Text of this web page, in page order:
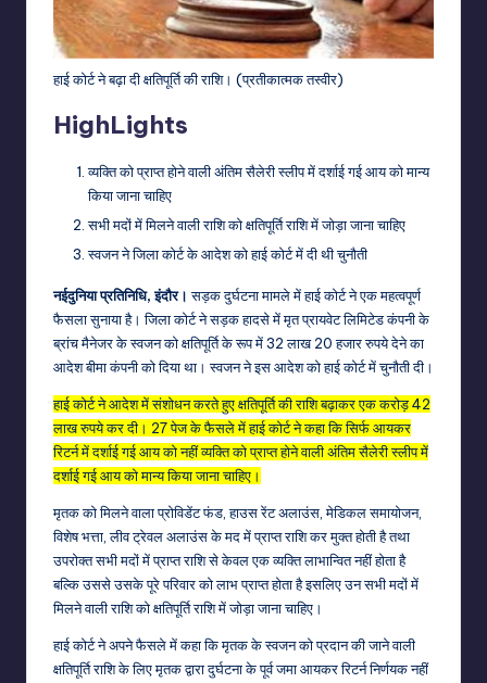
हाई कोर्ट ने बढ़ा दी क्षतिपूर्ति की राशि। (प्रतीकात्मक तस्वीर)
HighLights
व्यक्ति को प्राप्त होने वाली अंतिम सैलेरी स्लीप में दर्शाई गई आय को मान्य
किया जाना चाहिए
सभी मदों में मिलने वाली राशि को क्षतिपूर्ति राशि में जोड़ा जाना चाहिए
स्वजन ने जिला कोर्ट के आदेश को हाई कोर्ट में दी थी चुनौती
नईदुनिया प्रतिनिधि, इंदौर।सड़क दुर्घटना मामले में हाई कोर्ट ने एक महत्वपूर्ण
फैसला सुनाया है। जिला कोर्ट ने सड़क हादसे में मृत प्रायवेट लिमिटेड कंपनी के
ब्रांच मैनेजर के स्वजन को क्षतिपूर्ति के रूप में 32 लाख 20 हजार रुपये देने का
आदेश बीमा कंपनी को दिया था। स्वजन ने इस आदेश को हाई कोर्ट में चुनौती दी।
हाई कोर्ट ने आदेश में संशोधन करते हुए क्षतिपूर्ति की राशि बढ़ाकर एक करोड़ 42
लाख रुपये कर दी। 27 पेज के फैसले में हाई कोर्ट ने कहा कि सिर्फ आयकर
रिटर्न में दर्शाई गई आय को नहीं व्यक्ति को प्राप्त होने वाली अंतिम सैलेरी स्लीप में
दर्शाई गई आय को मान्य किया जाना चाहिए।
मृतक को मिलने वाला प्रोविडेंट फंड, हाउस रेंट अलाउंस, मेडिकल समायोजन,
विशेष भत्ता, लीव ट्रेवल अलाउंस के मद में प्राप्त राशि कर मुक्त होती है तथा
उपरोक्त सभी मदों में प्राप्त राशि से केवल एक व्यक्ति लाभान्वित नहीं होता है
बल्कि उससे उसके पूरे परिवार को लाभ प्राप्त होता है इसलिए उन सभी मदों में
मिलने वाली राशि को क्षतिपूर्ति राशि में जोड़ा जाना चाहिए।
हाई कोर्ट ने अपने फैसले में कहा कि मृतक के स्वजन को प्रदान की जाने वाली
क्षतिपूर्ति राशि के लिए मृतक द्वारा दुर्घटना के पूर्व जमा आयकर रिटर्न निर्णयक नहीं